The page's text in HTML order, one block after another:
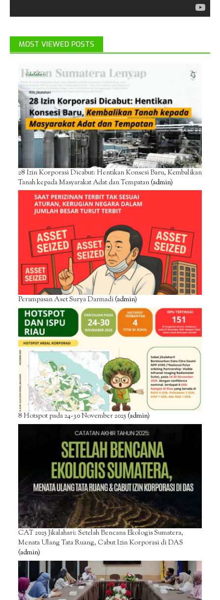
MOST VIEWED POSTS
28 Izin Korporasi Dicabut: Hentikan Konsesi Baru, Kembalikan
Tanah kepada Masyarakat Adat dan Tempatan(admin)
Perampasan Aset Surya Darmadi(admin)
8 Hotspot pada 24-30 November 2025(admin)
CAT 2025 Jikalahari: Setelah Bencana Ekologis Sumatera,
Menata Ulang Tata Ruang, Cabut Izin Korporasi di DAS
(admin)